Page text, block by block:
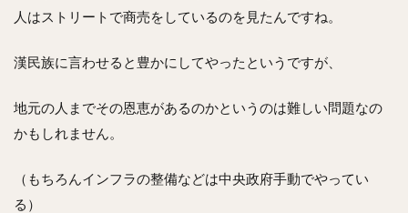
人はストリートで商売をしているのを見たんですね。
漢民族に言わせると豊かにしてやったというですが、
地元の人までその恩恵があるのかというのは難しい問題なの
かもしれません。
（もちろんインフラの整備などは中央政府手動でやってい
る）